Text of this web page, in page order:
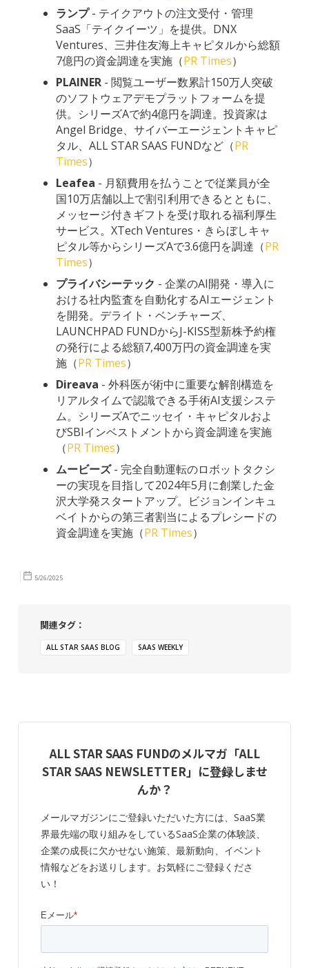
ランプ- テイクアウトの注文受付・管理
SaaS「テイクイーツ」を提供。DNX
Ventures、三井住友海上キャピタルから総額
7億円の資金調達を実施（PR Times）
PLAINER - 閲覧ユーザー数累計150万人突破
のソフトウェアデモプラットフォームを提
供。シリーズAで約4億円を調達。投資家は
Angel Bridge、サイバーエージェントキャピ
タル、ALL STAR SAAS FUNDなど（PR
Times）
Leafea - 月額費用を払うことで従業員が全
国10万店舗以上で割引利用できるとともに、
メッセージ付きギフトを受け取れる福利厚生
サービス。XTech Ventures・きらぼしキャ
ピタル等からシリーズAで3.6億円を調達（PR
Times）
プライバシーテック - 企業のAI開発・導入に
おける社内監査を自動化するAIエージェント
を開発。デライト・ベンチャーズ、
LAUNCHPAD FUNDからJ-KISS型新株予約権
の発行による総額7,400万円の資金調達を実
施（PR Times）
Direava - 外科医が術中に重要な解剖構造を
リアルタイムで認識できる手術AI支援システ
ム。シリーズAでニッセイ・キャピタルおよ
びSBIインベストメントから資金調達を実施
（PR Times）
ムービーズ- 完全自動運転のロボットタクシ
ーの実現を目指して2024年5月に創業した金
沢大学発スタートアップ。ビジョンインキュ
ベイトからの第三者割当によるプレシードの
資金調達を実施（PR Times）
5/26/2025
関連タグ：
ALL STAR SAAS BLOG SAAS WEEKLY
ALL STAR SAAS FUNDのメルマガ「ALL
STAR SAAS NEWSLETTER」に登録しませ
んか？
メールマガジンにご登録いただいた方には、SaaS業
界最先端の取り組みをしているSaaS企業の体験談、
企業の成長に欠かせない施策、最新動向、イベント
情報などをお送りします。お気軽にご登録くださ
い！